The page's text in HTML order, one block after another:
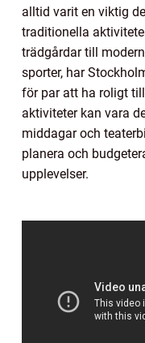
alltid varit en viktig
traditionella
trädgårdar till
sporter, har
för par att ha roligt
aktiviteter kan vara
middagar och
planera och
upplevelser.